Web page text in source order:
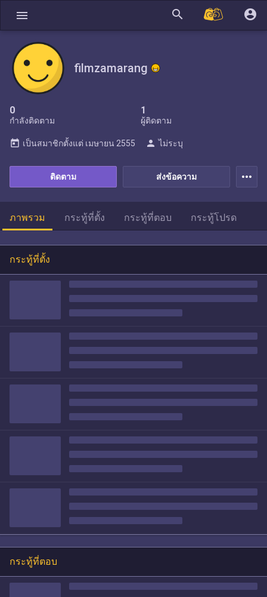
menu search account_circle
filmzamarang
0
กำลังติดตาม
1
ผู้ติดตาม
ส่งข้อความ
ติดตาม
today เป็นสมาชิกตั้งแต่ เมษายน 2555 person ไม่ระบุ
more_horiz
ภาพรวม กระทู้ที่ตั้ง กระทู้ที่ตอบ กระทู้โปรด
กระทู้ที่ตั้ง
กระทู้ที่ตอบ